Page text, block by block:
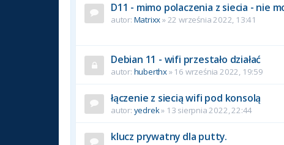
D11 - mimo polaczenia z siecia - nie
autor: Matrixx» 22 września 2022, 13:41
Debian 11 - wifi przestało działać
autor: huberthx» 16 września 2022, 19:59
łączenie z siecią wifi pod konsolą
autor: yedrek» 13 sierpnia 2022, 22:44
klucz prywatny dla putty.